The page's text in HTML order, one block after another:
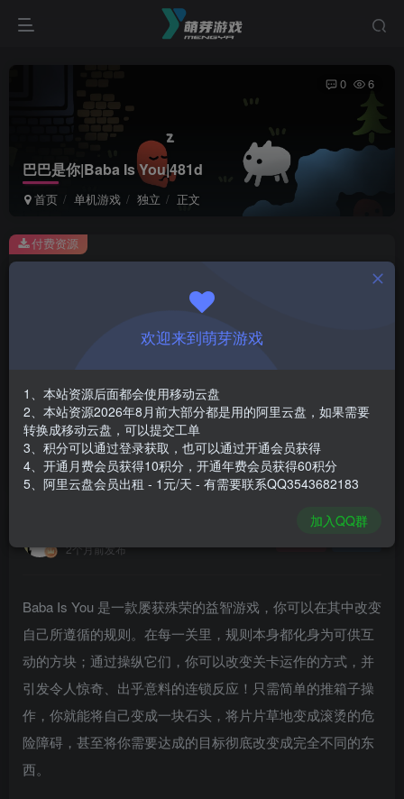
巴巴是你|Baba Is You|481d
首页 单机游戏 独立 正文
0 6
此内容为付费资源，请付费后查看
￥1
免费
登录购买
安装包大小
游戏本体大小
121 MB
付费资源
2个月前发布
Baba Is You 是一款屡获殊荣的益智游戏，你可以在其中改变
自己所遵循的规则。在每一关里，规则本身都化身为可供互
动的方块；通过操纵它们，你可以改变关卡运作的方式，并
引发令人惊奇、出乎意料的连锁反应！只需简单的推箱子操
作，你就能将自己变成一块石头，将片片草地变成滚烫的危
险障碍，甚至将你需要达成的目标彻底改变成完全不同的东
西。
欢迎来到萌芽游戏
1、本站资源后面都会使用移动云盘
2、本站资源2026年8月前大部分都是用的阿里云盘，如果需要
转换成移动云盘，可以提交工单
3、积分可以通过登录获取，也可以通过开通会员获得
4、开通月费会员获得10积分，开通年费会员获得60积分
5、阿里云盘会员出租 - 1元/天 - 有需要联系QQ3543682183
加入QQ群